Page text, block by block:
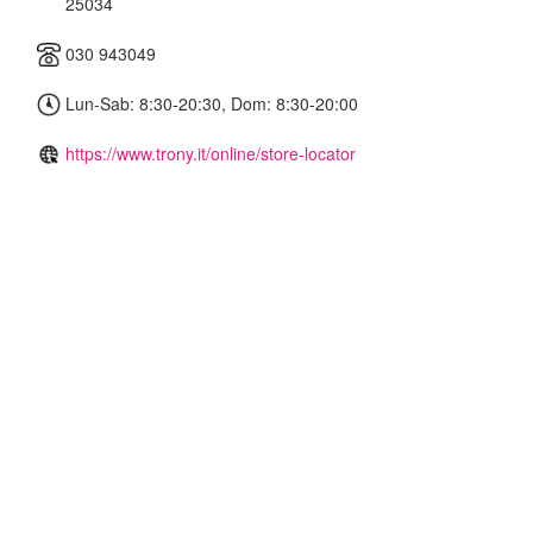
030 943049
Lun-Sab: 8:30-20:30, Dom: 8:30-20:00
https://www.trony.it/online/store-locator